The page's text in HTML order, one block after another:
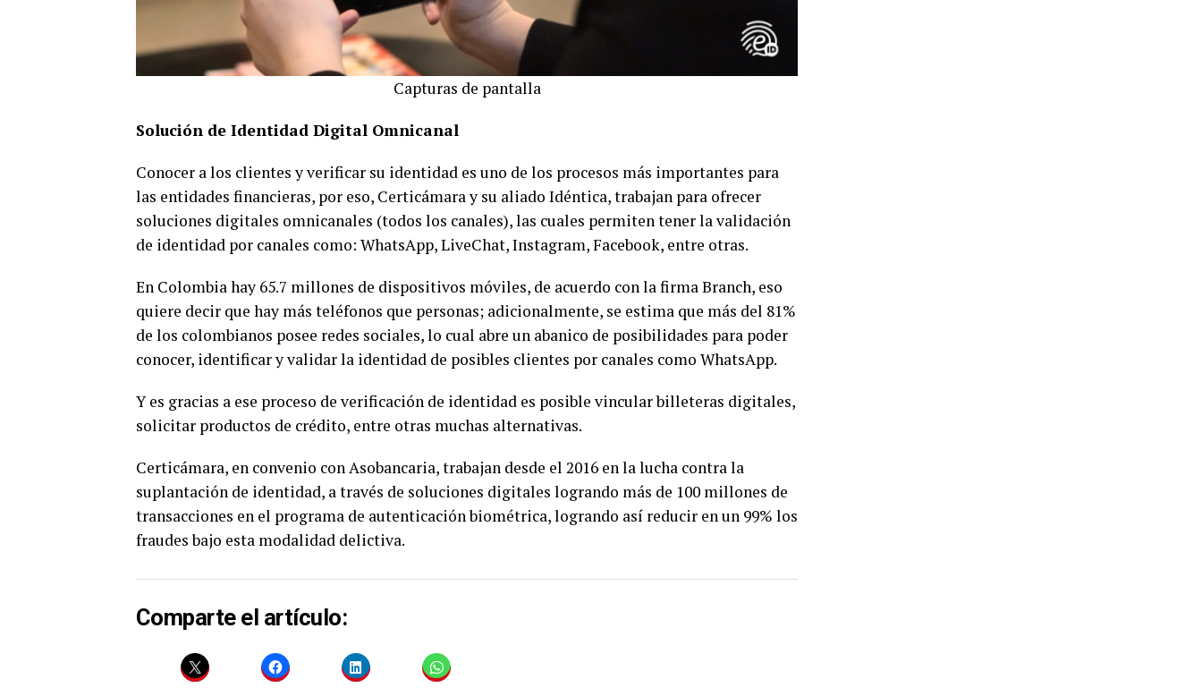
Capturas de pantalla
Solución de Identidad Digital Omnicanal
Conocer a los clientes y verificar su identidad es uno de los procesos más importantes para
las entidades financieras, por eso, Certicámara y su aliado Idéntica, trabajan para ofrecer
soluciones digitales omnicanales (todos los canales), las cuales permiten tener la validación
de identidad por canales como: WhatsApp, LiveChat, Instagram, Facebook, entre otras.
En Colombia hay 65.7 millones de dispositivos móviles, de acuerdo con la firma Branch, eso
quiere decir que hay más teléfonos que personas; adicionalmente, se estima que más del 81%
de los colombianos posee redes sociales, lo cual abre un abanico de posibilidades para poder
conocer, identificar y validar la identidad de posibles clientes por canales como WhatsApp.
Y es gracias a ese proceso de verificación de identidad es posible vincular billeteras digitales,
solicitar productos de crédito, entre otras muchas alternativas.
Certicámara, en convenio con Asobancaria, trabajan desde el 2016 en la lucha contra la
suplantación de identidad, a través de soluciones digitales logrando más de 100 millones de
transacciones en el programa de autenticación biométrica, logrando así reducir en un 99% los
fraudes bajo esta modalidad delictiva.
Comparte el artículo: